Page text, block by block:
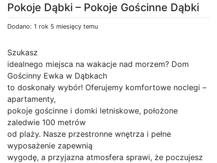
Pokoje Dąbki – Pokoje Gościnne Dąbki
Dodano: 1 rok 5 miesięcy temu
Szukasz
idealnego miejsca na wakacje nad morzem? Dom
Gościnny Ewka w Dąbkach
to doskonały wybór! Oferujemy komfortowe noclegi –
apartamenty,
pokoje gościnne i domki letniskowe, położone
zaledwie 100 metrów
od plaży. Nasze przestronne wnętrza i pełne
wyposażenie zapewnią
wygodę, a przyjazna atmosfera sprawi, że poczujesz